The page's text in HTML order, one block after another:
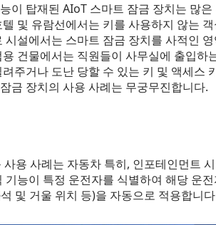
이 탑재된 AIoT 스마트 잠금 장치는 많은
및 유람선에서는 키를 사용하지 않는
설에서는 스마트 잠금 장치를 사적인
건물에서는 직원들이 사무실에 출입하
주거나 도난 당할 수 있는 키 및 액세스
금 장치의 사용 사례는 무궁무진합니다.
용 사례는 자동차 특히, 인포테인먼트
능이 특정 운전자를 식별하여 해당 운
및 거울 위치 등)을 자동으로 적용합니